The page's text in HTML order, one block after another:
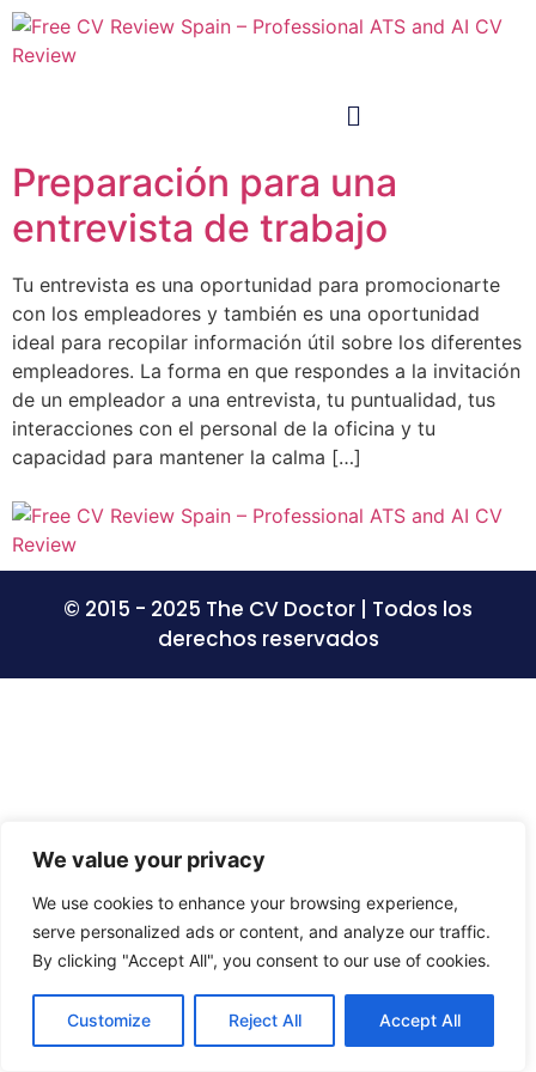
We value your privacy
We use cookies to enhance your browsing experience,
serve personalized ads or content, and analyze our traffic.
By clicking "Accept All", you consent to our use of cookies.
Customize Reject All Accept All
Preparación para una
entrevista de trabajo
Tu entrevista es una oportunidad para promocionarte
con los empleadores y también es una oportunidad
ideal para recopilar información útil sobre los diferentes
empleadores. La forma en que respondes a la invitación
de un empleador a una entrevista, tu puntualidad, tus
interacciones con el personal de la oficina y tu
capacidad para mantener la calma […]
© 2015 - 2025 The CV Doctor | Todos los
derechos reservados